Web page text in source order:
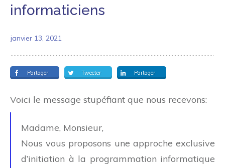
informaticiens
janvier 13, 2021
Partager Tweeter Partager
Voici le message stupéfiant que nous recevons:
Madame, Monsieur,
Nous vous proposons une approche exclusive
d’initiation à la programmation informatique